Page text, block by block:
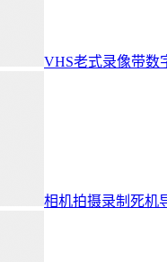
VHS老式录像带数
相机拍摄录制死机